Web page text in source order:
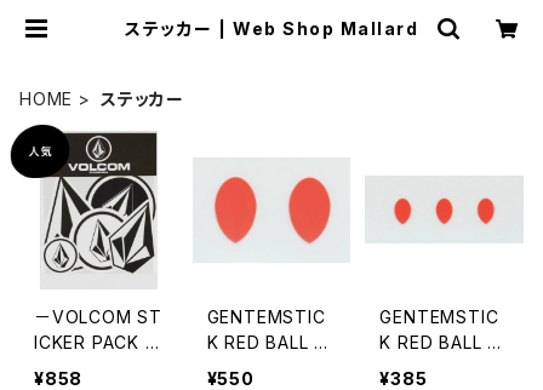
ステッカー | Web Shop Mallard
HOME ステッカー
－VOLCOM ST
ICKER PACK (5
枚入り) 正規品
¥858
GENTEMSTIC
K RED BALL DI
E CUT STICKE
¥550
GENTEMSTIC
K RED BALL DI
E CUT STICKE
¥385